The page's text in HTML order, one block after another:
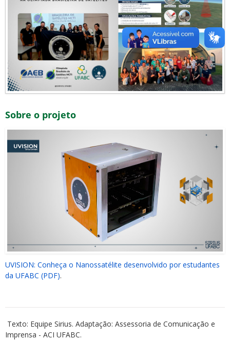
Sobre o projeto
UVISION: Conheça o Nanossatélite desenvolvido por estudantes
da UFABC (PDF).
Texto: Equipe Sirius. Adaptação: Assessoria de Comunicação e
Imprensa - ACI UFABC.